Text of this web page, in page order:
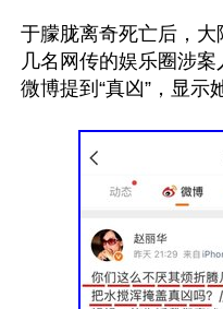
于朦胧离奇死亡后，
几名网传的娱乐圈涉
微博提到“真凶”，显示